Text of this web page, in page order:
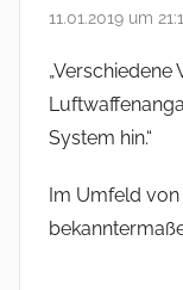
11.01.2019 um
System hin.“
Im Umfeld von